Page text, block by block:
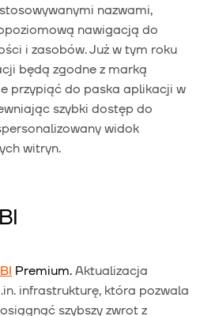
nazwami,
nawigacją do
i zasobów. Już w tym roku
będą zgodne z marką
przypiąć do paska aplikacji w
szybki dostęp do
widok
witryn.
Premium. Aktualizacja
infrastrukturę, która pozwala
szybszy zwrot z